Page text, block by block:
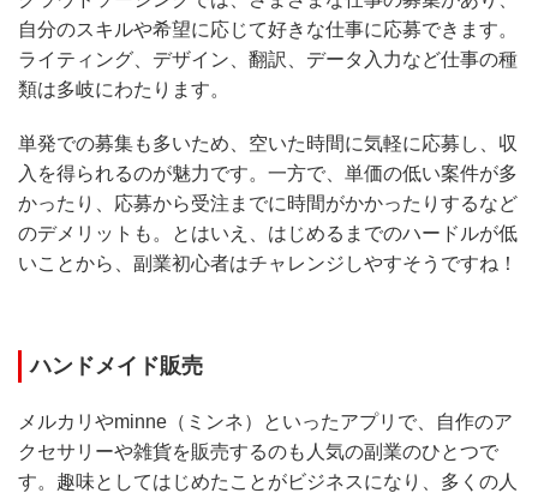
自分のスキルや希望に応じて好きな仕事に応募できます。
ライティング、デザイン、翻訳、データ入力など仕事の種
類は多岐にわたります。
単発での募集も多いため、空いた時間に気軽に応募し、収
入を得られるのが魅力です。一方で、単価の低い案件が多
かったり、応募から受注までに時間がかかったりするなど
のデメリットも。とはいえ、はじめるまでのハードルが低
いことから、副業初心者はチャレンジしやすそうですね！
ハンドメイド販売
メルカリやminne（ミンネ）といったアプリで、自作のア
クセサリーや雑貨を販売するのも人気の副業のひとつで
す。趣味としてはじめたことがビジネスになり、多くの人